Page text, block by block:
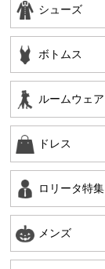
シューズ
ボトムス
ルームウェア
ドレス
ロリータ特集
メンズ